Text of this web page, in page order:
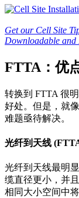
Get our Cell Site
Downloadable and
FTTA：优
转换到 FTTA 很
好处。但是，就
难题亟待解决。
光纤到天线
光纤到天线最明
缆直径更小，并
相同大小空间中